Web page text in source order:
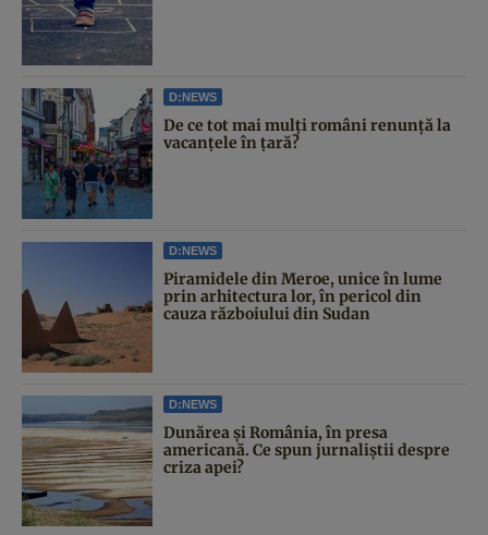
D:NEWS
De ce tot mai mulți români renunță la
vacanțele în țară?
D:NEWS
Piramidele din Meroe, unice în lume
prin arhitectura lor, în pericol din
cauza războiului din Sudan
D:NEWS
Dunărea și România, în presa
americană. Ce spun jurnaliștii despre
criza apei?